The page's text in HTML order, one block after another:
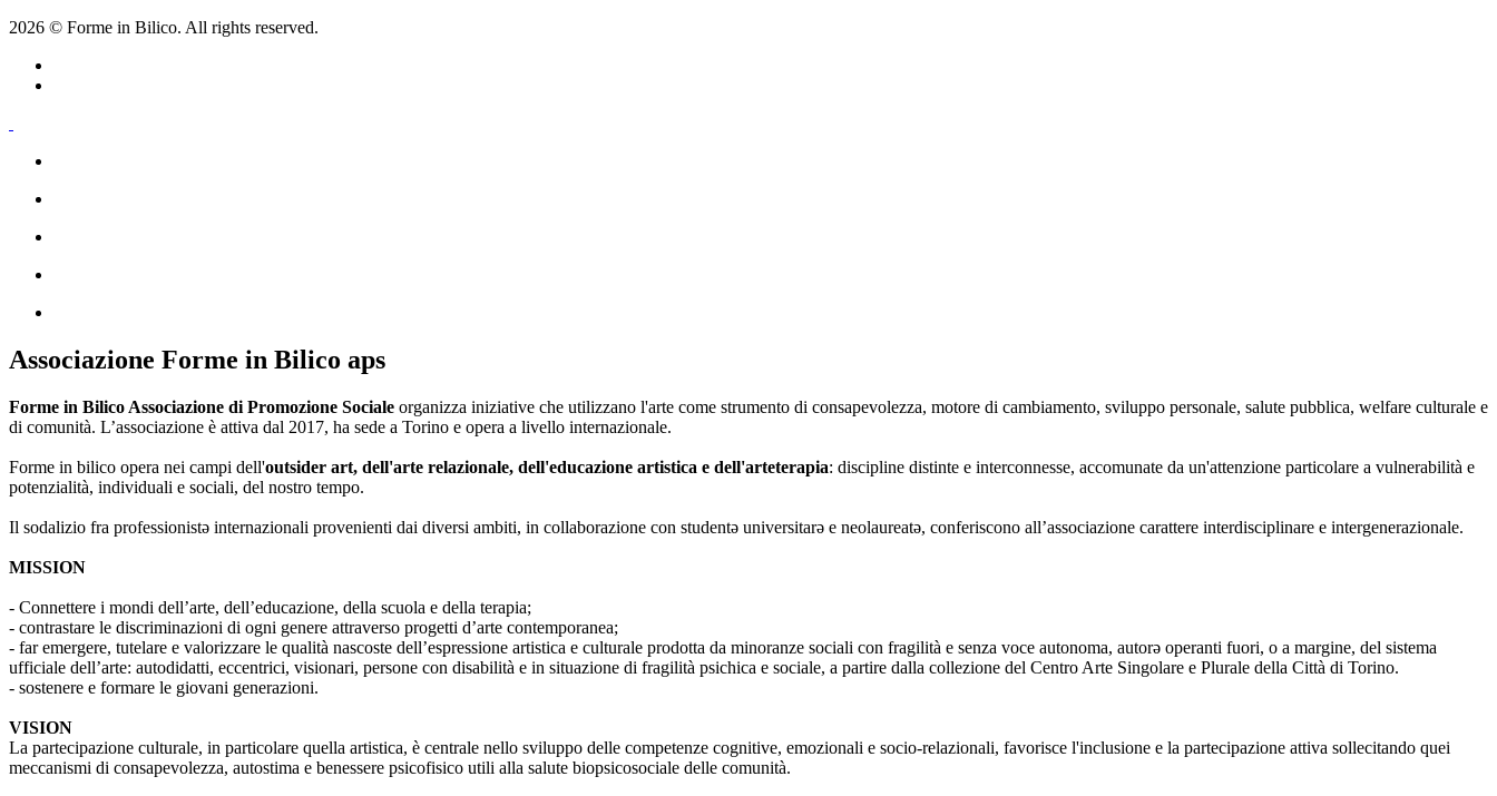
2026 © Forme in Bilico. All rights reserved.
Associazione Forme in Bilico aps
Forme in Bilico Associazione di Promozione Sociale organizza iniziative che utilizzano l'arte come strumento di consapevolezza, motore di cambiamento, sviluppo personale, salute pubblica, welfare culturale e
di comunità. L’associazione è attiva dal 2017, ha sede a Torino e opera a livello internazionale.
Forme in bilico opera nei campi dell'outsider art, dell'arte relazionale, dell'educazione artistica e dell'arteterapia: discipline distinte e interconnesse, accomunate da un'attenzione particolare a vulnerabilità e
potenzialità, individuali e sociali, del nostro tempo.
Il sodalizio fra professionistə internazionali provenienti dai diversi ambiti, in collaborazione con studentə universitarə e neolaureatə, conferiscono all’associazione carattere interdisciplinare e intergenerazionale.
MISSION
- Connettere i mondi dell’arte, dell’educazione, della scuola e della terapia;
- contrastare le discriminazioni di ogni genere attraverso progetti d’arte contemporanea;
- far emergere, tutelare e valorizzare le qualità nascoste dell’espressione artistica e culturale prodotta da minoranze sociali con fragilità e senza voce autonoma, autorə operanti fuori, o a margine, del sistema
ufficiale dell’arte: autodidatti, eccentrici, visionari, persone con disabilità e in situazione di fragilità psichica e sociale, a partire dalla collezione del Centro Arte Singolare e Plurale della Città di Torino.
- sostenere e formare le giovani generazioni.
VISION
La partecipazione culturale, in particolare quella artistica, è centrale nello sviluppo delle competenze cognitive, emozionali e socio-relazionali, favorisce l'inclusione e la partecipazione attiva sollecitando quei
meccanismi di consapevolezza, autostima e benessere psicofisico utili alla salute biopsicosociale delle comunità.